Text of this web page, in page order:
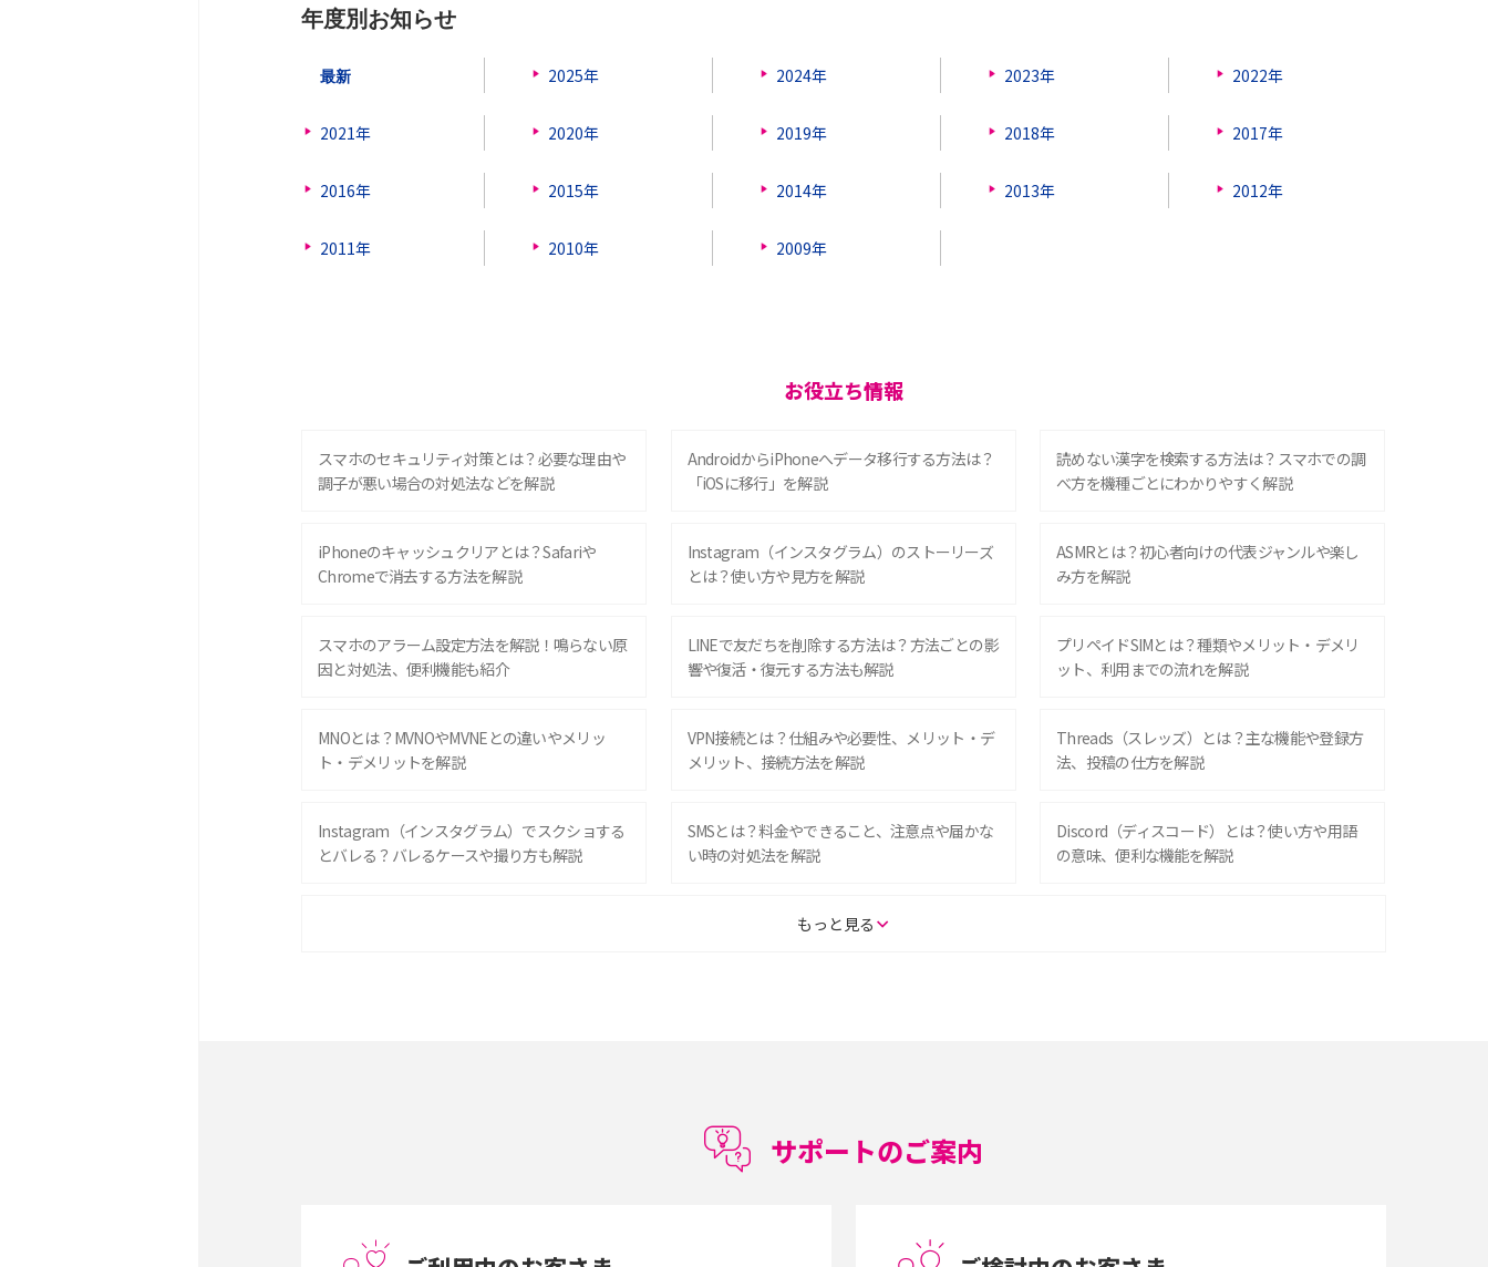
年度別お知らせ
最新 2025年 2024年 2023年 2022年
2021年 2020年 2019年 2018年 2017年
2016年 2015年 2014年 2013年 2012年
2011年 2010年 2009年
お役立ち情報
スマホのセキュリティ対策とは？必要な理由や
調子が悪い場合の対処法などを解説
AndroidからiPhoneへデータ移行する方法は？
「iOSに移行」を解説
読めない漢字を検索する方法は？スマホでの調
べ方を機種ごとにわかりやすく解説
iPhoneのキャッシュクリアとは？Safariや
Chromeで消去する方法を解説
Instagram（インスタグラム）のストーリーズ
とは？使い方や見方を解説
ASMRとは？初心者向けの代表ジャンルや楽し
み方を解説
スマホのアラーム設定方法を解説！鳴らない原
因と対処法、便利機能も紹介
LINEで友だちを削除する方法は？方法ごとの影
響や復活・復元する方法も解説
プリペイドSIMとは？種類やメリット・デメリ
ット、利用までの流れを解説
MNOとは？MVNOやMVNEとの違いやメリッ
ト・デメリットを解説
VPN接続とは？仕組みや必要性、メリット・デ
メリット、接続方法を解説
Threads（スレッズ）とは？主な機能や登録方
法、投稿の仕方を解説
Instagram（インスタグラム）でスクショする
とバレる？バレるケースや撮り方も解説
SMSとは？料金やできること、注意点や届かな
い時の対処法を解説
Discord（ディスコード）とは？使い方や用語
の意味、便利な機能を解説
iPhone 16eとiPhone 14を徹底比較！スペッ
ト・デメリットを詳しく紹介
もっと見る
サポートのご案内